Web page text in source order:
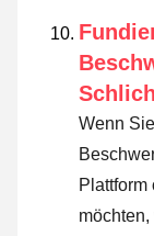
Wenn
Plattform